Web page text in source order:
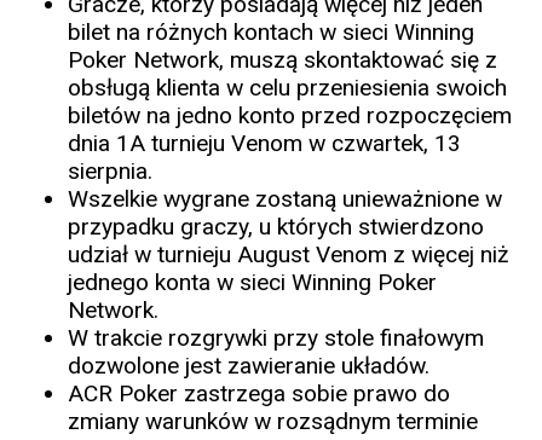
bilet na różnych kontach w sieci Winning
Poker Network, muszą skontaktować się z
obsługą klienta w celu przeniesienia swoich
biletów na jedno konto przed rozpoczęciem
dnia 1A turnieju Venom w czwartek, 13
sierpnia.
Wszelkie wygrane zostaną unieważnione w
przypadku graczy, u których stwierdzono
udział w turnieju August Venom z więcej niż
jednego konta w sieci Winning Poker
Network.
W trakcie rozgrywki przy stole finałowym
dozwolone jest zawieranie układów.
ACR Poker zastrzega sobie prawo do
zmiany warunków w rozsądnym terminie